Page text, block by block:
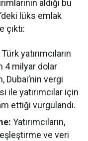
aldığı bu
lüks emlak
Türk yatırımcıların
4 milyar dolar
Dubai’nin vergi
ile yatırımcılar için
ettiği vurgulandı.
Yatırımcıların,
ve veri